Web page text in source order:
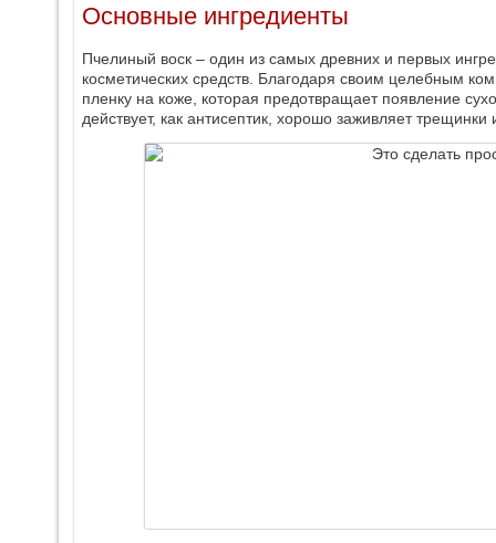
Основные ингредиенты
Пчелиный воск – один из самых древних и первых
косметических средств. Благодаря своим целебным
пленку на коже, которая предотвращает появление
действует, как антисептик, хорошо заживляет трещинки